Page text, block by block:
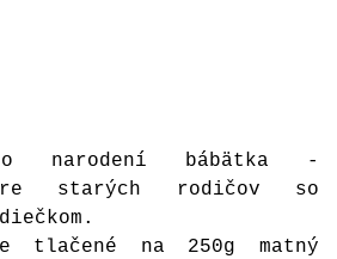
o narodení bábätka -
starých rodičov so
tlačené na 250g matný